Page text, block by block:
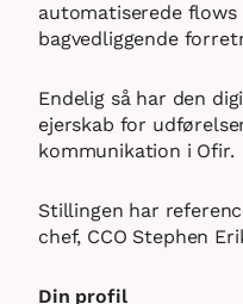
automatiserede flows
bagvedliggende
Endelig så har den
ejerskab for
kommunikation i Ofir.
Stillingen har
chef, CCO Stephen
Din profil